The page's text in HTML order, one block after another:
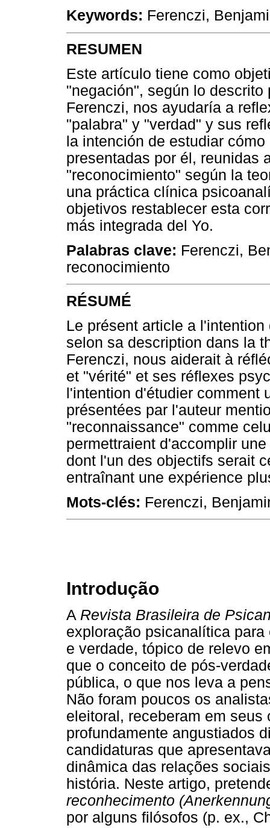
Keywords: Ferenczi,
RESUMEN
Este artículo tiene como
"negación", según lo
Ferenczi, nos ayudaría a
"palabra" y "verdad" y sus
la intención de estudiar
presentadas por él, reunidas
"reconocimiento" según la
una práctica clínica
objetivos restablecer esta
más integrada del Yo.
Palabras clave: Ferenczi,
reconocimiento
RÉSUMÉ
Le présent article a
selon sa description dans la
Ferenczi, nous aiderait à
et "vérité" et ses réflexes
l'intention d'étudier comment
présentées par l'auteur
"reconnaissance" comme
permettraient d'accomplir
dont l'un des objectifs serait
entraînant une expérience
Mots-clés: Ferenczi,
Introdução
A Revista Brasileira de
exploração psicanalítica
e verdade, tópico de relevo
que o conceito de pós-
pública, o que nos leva a
Não foram poucos os
eleitoral, receberam em
profundamente angustiados
candidaturas que
dinâmica das relações
história. Neste artigo,
reconhecimento
por alguns filósofos (p. ex.,